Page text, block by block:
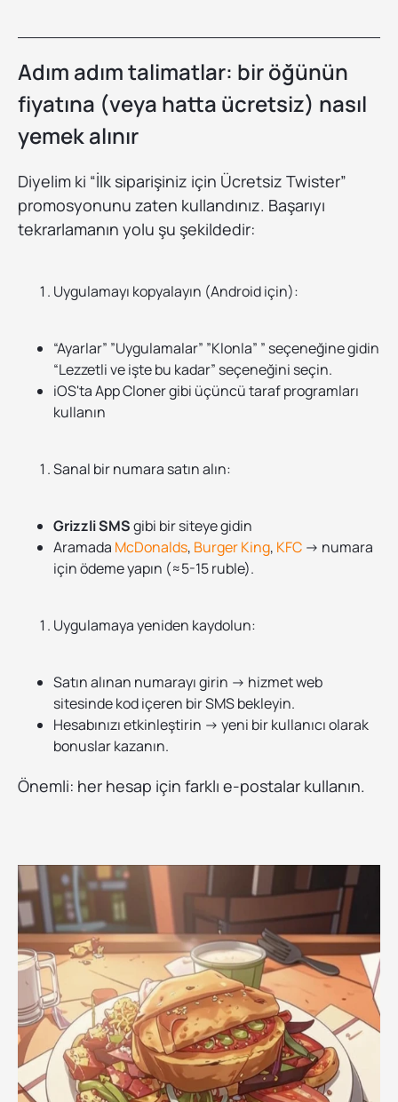
Adım adım talimatlar: bir öğünün
fiyatına (veya hatta ücretsiz) nasıl
yemek alınır
Diyelim ki “İlk siparişiniz için Ücretsiz Twister”
promosyonunu zaten kullandınız. Başarıyı
tekrarlamanın yolu şu şekildedir:
Uygulamayı kopyalayın (Android için):
“Ayarlar” ”Uygulamalar” ”Klonla” ” seçeneğine gidin
“Lezzetli ve işte bu kadar” seçeneğini seçin.
iOS'ta App Cloner gibi üçüncü taraf programları
kullanın
Sanal bir numara satın alın:
Grizzli SMSgibi bir siteye gidin
Aramada McDonalds, Burger King, KFC → numara
için ödeme yapın (≈5-15 ruble).
Uygulamaya yeniden kaydolun:
Satın alınan numarayı girin → hizmet web
sitesinde kod içeren bir SMS bekleyin.
Hesabınızı etkinleştirin → yeni bir kullanıcı olarak
bonuslar kazanın.
Önemli: her hesap için farklı e-postalar kullanın.